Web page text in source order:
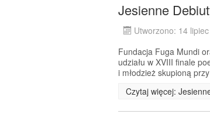
Jesienne
Utworzono: 14
Fundacja Fuga Mundi
udziału w XVIII finale
i młodzież skupioną
Czytaj więcej: